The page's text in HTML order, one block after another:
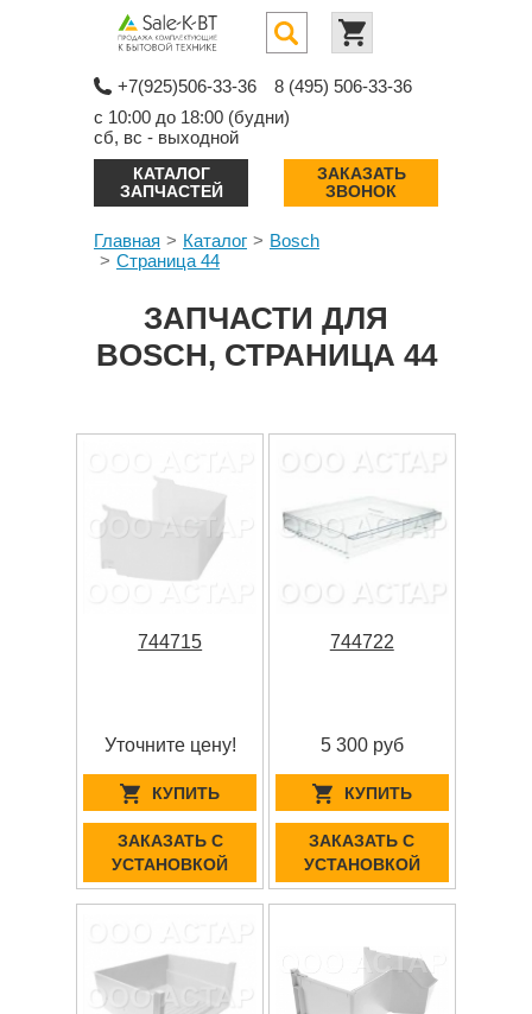
+7(925)506-33-36
8 (495) 506-33-36
с 10:00 до 18:00 (будни)
сб, вс - выходной
КАТАЛОГ
ЗАПЧАСТЕЙ
ЗАКАЗАТЬ
ЗВОНОК
Главная Каталог
Bosch
Страница 44
ЗАПЧАСТИ ДЛЯ
BOSCH, СТРАНИЦА 44
744715
Уточните цену!
КУПИТЬ
ЗАКАЗАТЬ С
УСТАНОВКОЙ
744722
5 300 руб
КУПИТЬ
ЗАКАЗАТЬ С
УСТАНОВКОЙ